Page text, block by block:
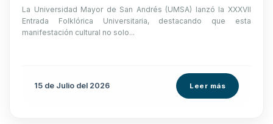
La Universidad Mayor de San Andrés (UMSA) lanzó la XXXVII
Entrada Folklórica Universitaria, destacando que esta
manifestación cultural no solo...
15 de Julio del 2026 Leer más